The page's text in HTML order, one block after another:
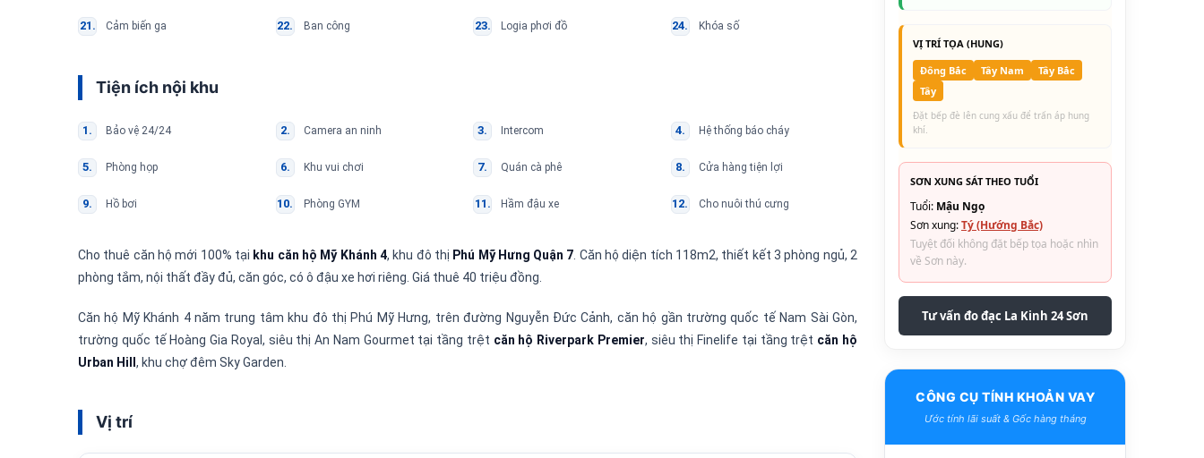
Cảm biến ga Ban công Logia phơi đồ Khóa số
Tiện ích nội khu
Bảo vệ 24/24 Camera an ninh Intercom Hệ thống báo cháy
Phòng họp Khu vui chơi Quán cà phê Cửa hàng tiện lợi
Hồ bơi Phòng GYM Hầm đậu xe Cho nuôi thú cưng
Cho thuê căn hộ mới 100% tại khu căn hộ Mỹ Khánh 4, khu đô thị Phú Mỹ Hưng Quận 7 . Căn hộ diện tích 118m2, thiết kết 3 phòng ngủ, 2
phòng tắm, nội thất đầy đủ, căn góc, có ô đậu xe hơi riêng. Giá thuê 40 triệu đồng.
Căn hộ Mỹ Khánh 4 năm trung tâm khu đô thị Phú Mỹ Hưng, trên đường Nguyễn Đức Cảnh, căn hộ gần trường quốc tế Nam Sài Gòn,
trường quốc tế Hoàng Gia Royal, siêu thị An Nam Gourmet tại tầng trệt căn hộ Riverpark Premier, siêu thị Finelife tại tầng trệt căn hộ
Urban Hill , khu chợ đêm Sky Garden.
Vị trí
VỊ TRÍ TỌA (HUNG)
Đông Bắc
Tây Nam
Tây Bắc
Tây
Đặt bếp đè lên cung xấu để trấn áp hung
khí.
SƠN XUNG SÁT THEO TUỔI
Tuổi: Mậu Ngọ
Sơn xung:Tý (Hướng Bắc)
Tuyệt đối không đặt bếp tọa hoặc nhìn
về Sơn này.
Tư vấn đo đạc La Kinh 24 Sơn
CÔNG CỤ TÍNH KHOẢN VAY
Ước tính lãi suất & Gốc hàng tháng